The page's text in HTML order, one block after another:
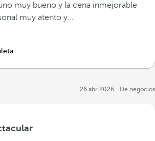
muy bueno y la cena inmejorable
muy atento y...
26 abr 2026 De negocios